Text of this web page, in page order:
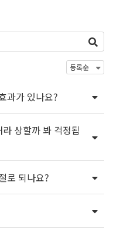
과가 있나요?
상할까 봐 걱정됩
로 되나요?